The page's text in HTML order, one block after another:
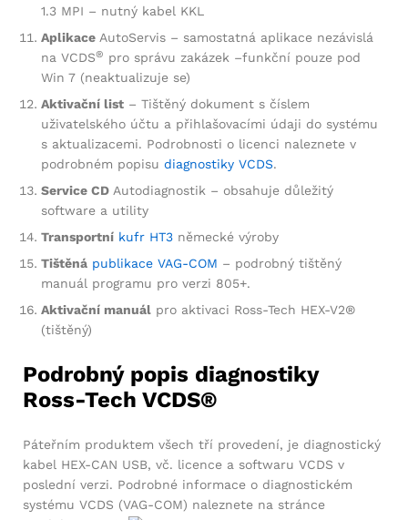
1.3 MPI – nutný kabel KKL
Aplikace AutoServis – samostatná aplikace nezávislá
na VCDS® pro správu zakázek –funkční pouze pod
Win 7 (neaktualizuje se)
Aktivační list – Tištěný dokument s číslem
uživatelského účtu a přihlašovacími údaji do systému
s aktualizacemi. Podrobnosti o licenci naleznete v
podrobném popisu diagnostiky VCDS.
Service CD Autodiagnostik – obsahuje důležitý
software a utility
Transportní kufr HT3 německé výroby
Tištěná publikace VAG-COM – podrobný tištěný
manuál programu pro verzi 805+.
Aktivační manuál pro aktivaci Ross-Tech HEX-V2®
(tištěný)
Podrobný popis diagnostiky
Ross-Tech VCDS®
Páteřním produktem všech tří provedení, je diagnostický
kabel HEX-CAN USB, vč. licence a softwaru VCDS v
poslední verzi. Podrobné informace o diagnostickém
systému VCDS (VAG-COM) naleznete na stránce